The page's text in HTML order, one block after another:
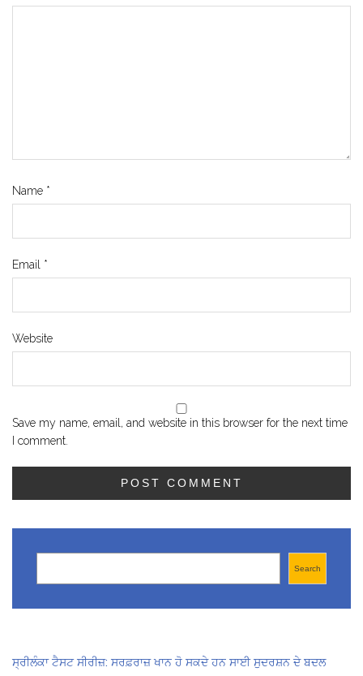
Name *
Email *
Website
Save my name, email, and website in this browser for the next time
I comment.
Search
ਸ੍ਰੀਲੰਕਾ ਟੈਸਟ ਸੀਰੀਜ਼: ਸਰਫ਼ਰਾਜ਼ ਖਾਨ ਹੋ ਸਕਦੇ ਹਨ ਸਾਈ ਸੁਦਰਸ਼ਨ ਦੇ ਬਦਲ